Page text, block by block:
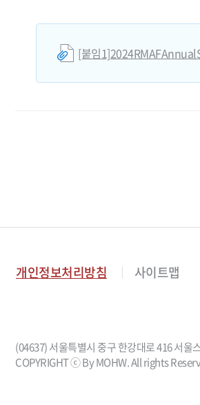
[붙임
개인정보처리방침 사이트맵
(04637) 서울특별시 중구 한강대로 416 서
COPYRIGHT ⓒ By MOHW. All rights